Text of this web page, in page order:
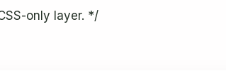
only layer. */